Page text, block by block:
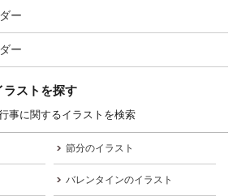
ー
ー
ラストを探す
事に関するイラストを検索
節分のイラスト
バレンタインのイラスト